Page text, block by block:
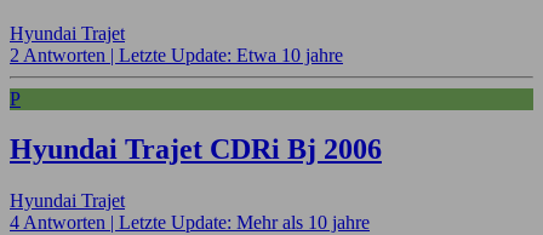
Hyundai Trajet
2 Antworten | Letzte Update: Etwa 10 jahre
P
Hyundai Trajet CDRi Bj 2006
Hyundai Trajet
4 Antworten | Letzte Update: Mehr als 10 jahre